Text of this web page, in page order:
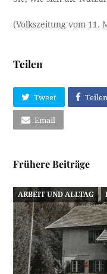
(Volkszeitung vom 11.
Teilen
Tweet Teilen
Email
Frühere Beiträge
ARBEIT UND ALLTAG